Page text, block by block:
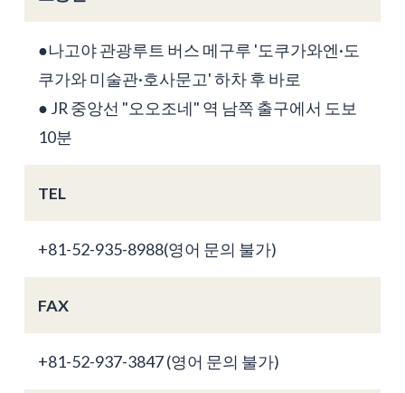
●나고야 관광루트 버스 메구루 '도쿠가와엔·도
쿠가와 미술관·호사문고' 하차 후 바로
● JR 중앙선 "오오조네" 역 남쪽 출구에서 도보
10분
TEL
+81-52-935-8988(영어 문의 불가)
FAX
+81-52-937-3847 (영어 문의 불가)